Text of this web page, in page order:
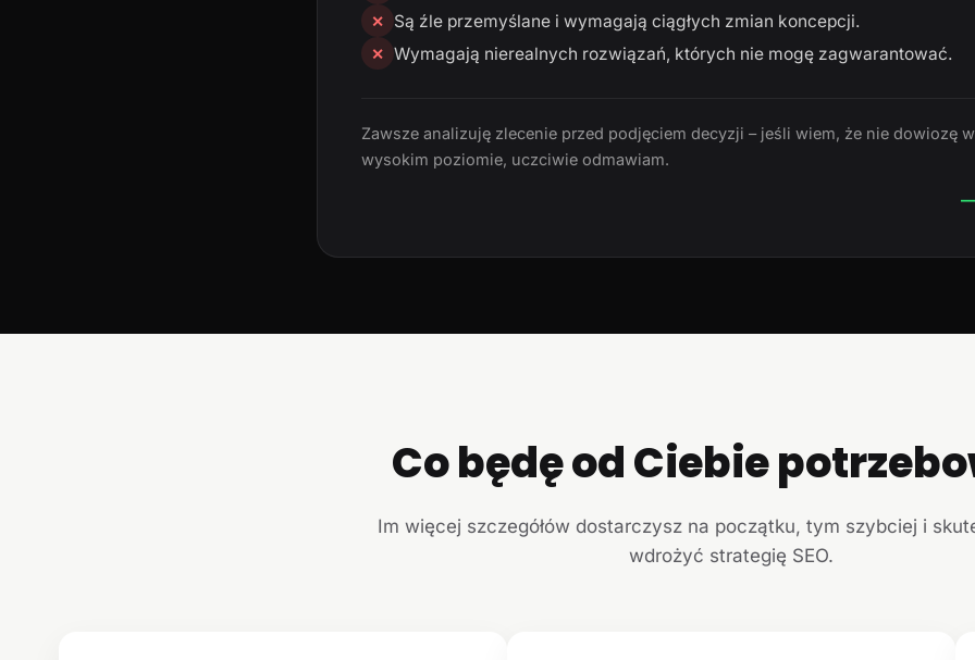
✕ Są źle przemyślane i wymagają ciągłych zmian koncepcji.
✕ Wymagają nierealnych rozwiązań, których nie mogę zagwarantować.
Zawsze analizuję zlecenie przed podjęciem decyzji – jeśli wiem, że nie dowiozę
wysokim poziomie, uczciwie odmawiam.
—
Co będę od Ciebie
Im więcej szczegółów dostarczysz na początku, tym szybciej i
wdrożyć strategię SEO.